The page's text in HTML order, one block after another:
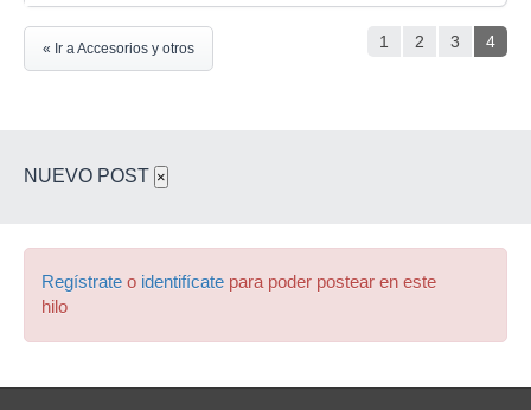
1 2 3 4
« Ir a Accesorios y otros
NUEVO POST ×
Regístrate o identifícate para poder postear en este
hilo